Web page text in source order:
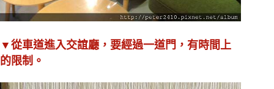
▼從車道進入交誼廳，要經過一道門，有時間上
的限制。